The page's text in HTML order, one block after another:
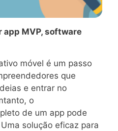
app MVP, software
móvel é um passo
que
e entrar no
o
de um app pode
solução eficaz para